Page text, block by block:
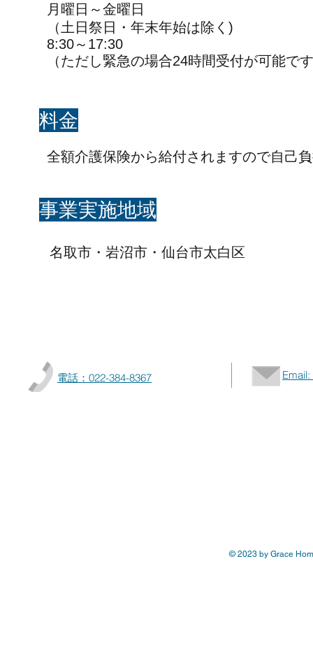
月曜日～金曜日
（土日祭日・年末年始は除く)
8:30～17:30
（ただし緊急の場合24時間受付が可能で
​料金
全額介護保険から給付されますので自己
​事業実施地域
​名取市・岩沼市・仙台市太白区
​電話：022-384-8367 Email:
© 2023 by Grace